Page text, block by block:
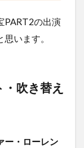
PART2の出演
います。
吹き替え
ー・ローレン